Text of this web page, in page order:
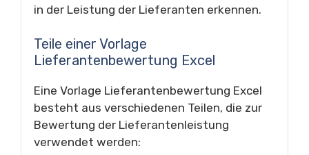
in der Leistung der Lieferanten erkennen.
Teile einer Vorlage
Lieferantenbewertung Excel
Eine Vorlage Lieferantenbewertung Excel
besteht aus verschiedenen Teilen, die zur
Bewertung der Lieferantenleistung
verwendet werden: